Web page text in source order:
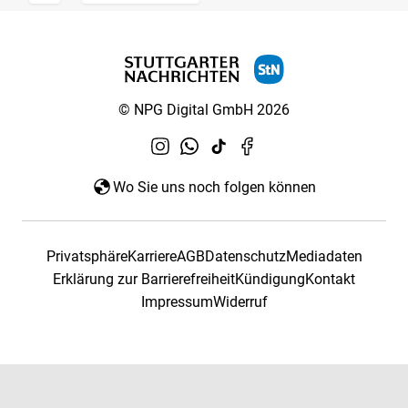
© NPG Digital GmbH 2026
Wo Sie uns noch folgen können
PrivatsphäreKarriereAGBDatenschutzMediadaten
Erklärung zur BarrierefreiheitKündigungKontakt
ImpressumWiderruf